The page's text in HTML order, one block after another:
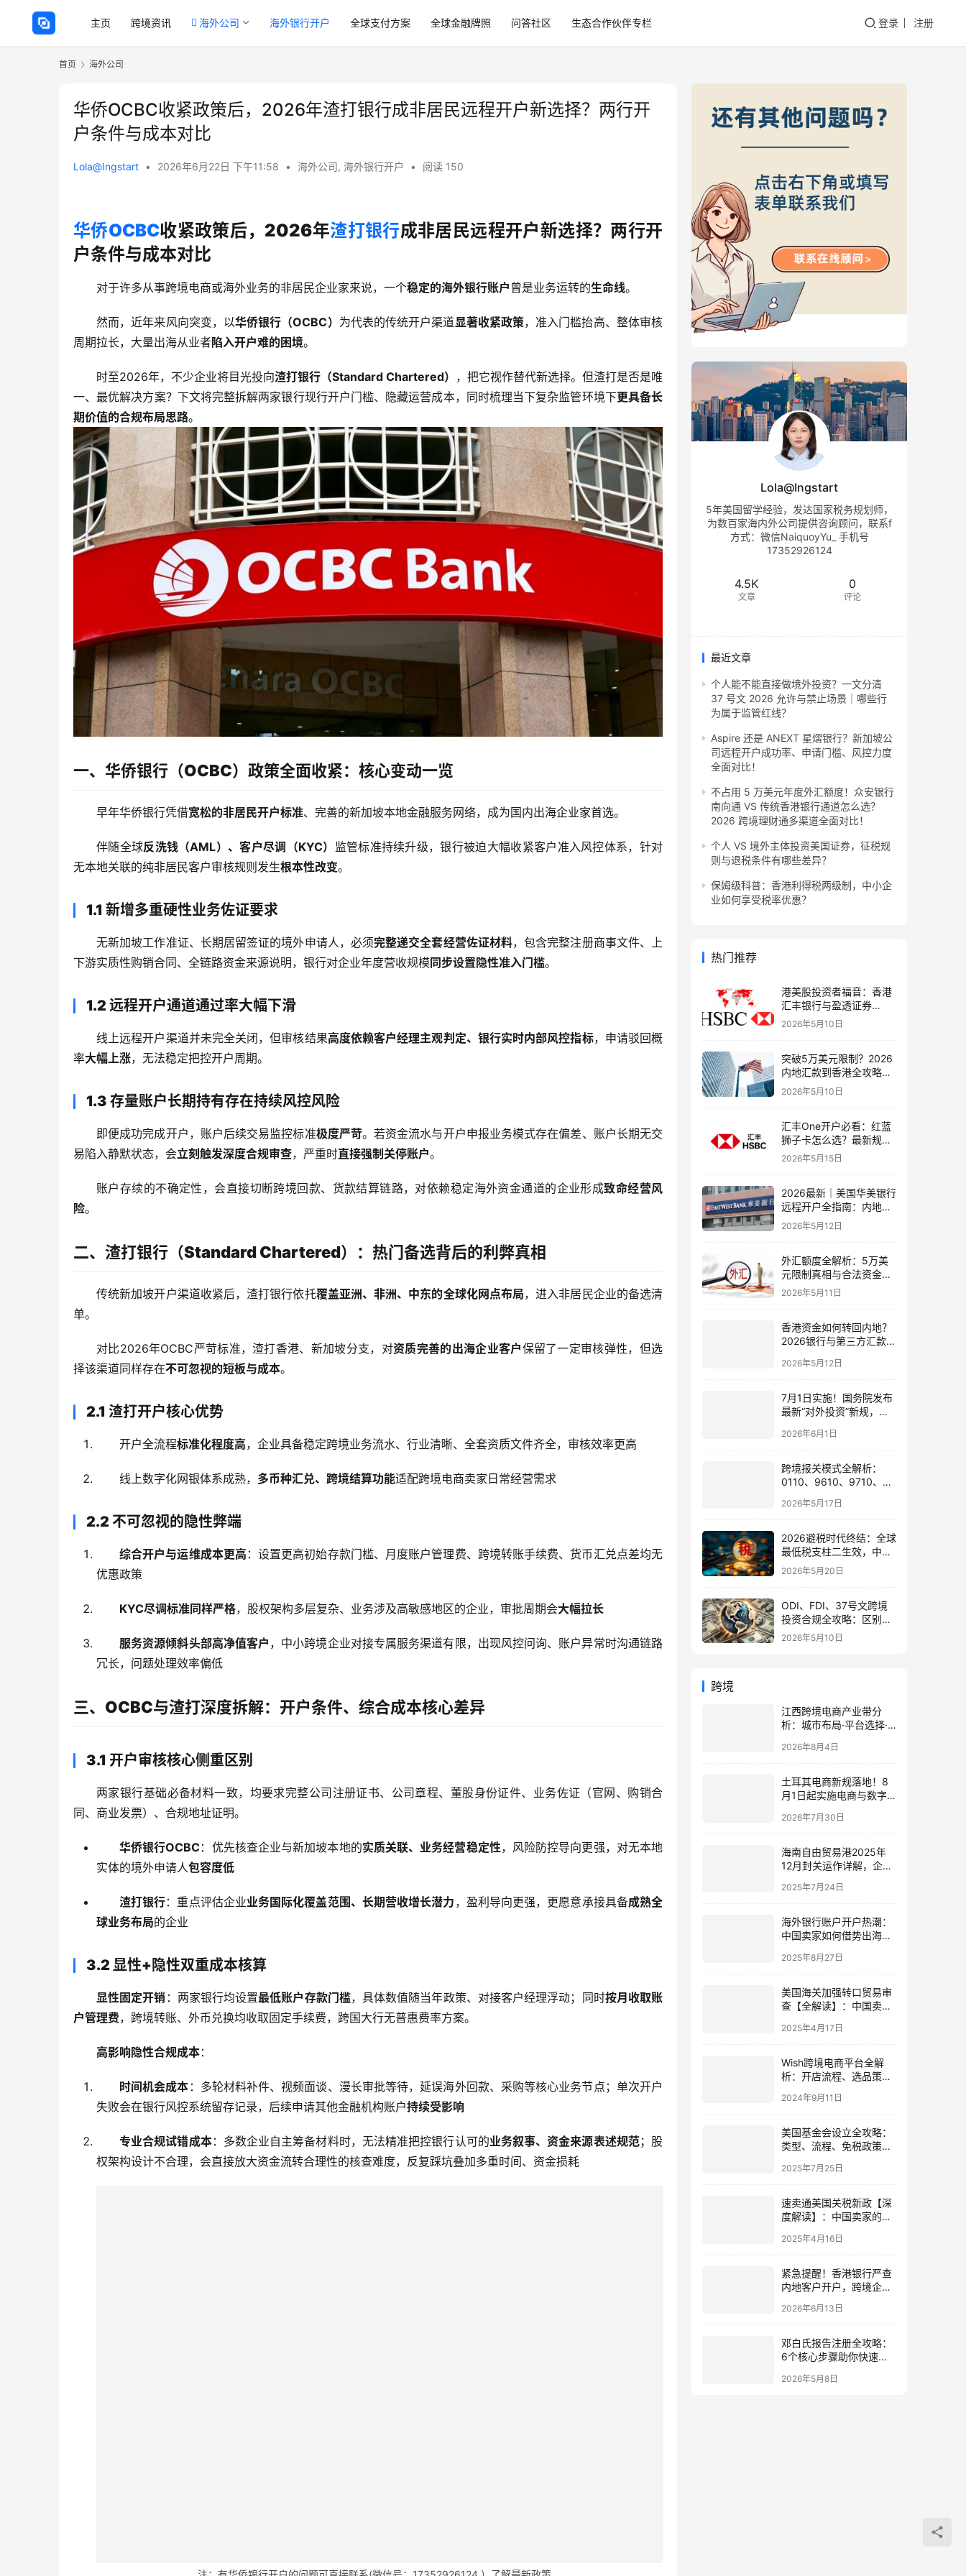
主页 跨境资讯 海外公司 海外银行开户 全球支付方案 全球金融牌照 问答社区 生态合作伙伴专栏 登录 注册
首页 海外公司
华侨OCBC收紧政策后，2026年渣打银行成非居民远程开户新选择？两行开
户条件与成本对比
Lola@Ingstart • 2026年6月22日 下午11:58 • 海外公司, 海外银行开户 • 阅读 150
华侨OCBC收紧政策后，2026年渣打银行成非居民远程开户新选择？两行开
户条件与成本对比
对于许多从事跨境电商或海外业务的非居民企业家来说，一个稳定的海外银行账户 曾是业务运转的生命线。
然而，近年来风向突变，以华侨银行（OCBC） 为代表的传统开户渠道显著收紧政策，准入门槛抬高、整体审核
周期拉长，大量出海从业者陷入开户难的困境。
时至2026年，不少企业将目光投向渣打银行（Standard Chartered） ，把它视作替代新选择。但渣打是否是唯
一、最优解决方案？下文将完整拆解两家银行现行开户门槛、隐藏运营成本，同时梳理当下复杂监管环境下更具备长
期价值的合规布局思路。
一、华侨银行（OCBC）政策全面收紧：核心变动一览
早年华侨银行凭借宽松的非居民开户标准、完善的新加坡本地金融服务网络，成为国内出海企业家首选。
伴随全球反洗钱（AML）、客户尽调（KYC）
监管标准持续升级，银行被迫大幅收紧客户准入风控体系，针对
无本地关联的纯非居民客户审核规则发生根本性改变。
1.1 新增多重硬性业务佐证要求
无新加坡工作准证、长期居留签证的境外申请人，必须完整递交全套经营佐证材料，包含完整注册商事文件、上
下游实质性购销合同、全链路资金来源说明，银行对企业年度营收规模同步设置隐性准入门槛。
1.2 远程开户通道通过率大幅下滑
线上远程开户渠道并未完全关闭，但审核结果高度依赖客户经理主观判定、银行实时内部风控指标，申请驳回概
率大幅上涨，无法稳定把控开户周期。
1.3 存量账户长期持有存在持续风控风险
即便成功完成开户，账户后续交易监控标准极度严苛。若资金流水与开户申报业务模式存在偏差、账户长期无交
易陷入静默状态，会立刻触发深度合规审查，严重时直接强制关停账户。
账户存续的不确定性，会直接切断跨境回款、货款结算链路，对依赖稳定海外资金通道的企业形成致命经营风
险。
二、渣打银行（Standard Chartered）：热门备选背后的利弊真相
传统新加坡开户渠道收紧后，渣打银行依托覆盖亚洲、非洲、中东的全球化网点布局，进入非居民企业的备选清
单。
对比2026年OCBC严苛标准，渣打香港、新加坡分支，对资质完善的出海企业客户保留了一定审核弹性，但选
择该渠道同样存在不可忽视的短板与成本。
2.1 渣打开户核心优势
开户全流程标准化程度高，企业具备稳定跨境业务流水、行业清晰、全套资质文件齐全，审核效率更高
线上数字化网银体系成熟， 多币种汇兑、跨境结算功能适配跨境电商卖家日常经营需求
2.2 不可忽视的隐性弊端
综合开户与运维成本更高 ：设置更高初始存款门槛、月度账户管理费、跨境转账手续费、货币汇兑点差均无
优惠政策
KYC尽调标准同样严格，股权架构多层复杂、业务涉及高敏感地区的企业，审批周期会大幅拉长
服务资源倾斜头部高净值客户 ，中小跨境企业对接专属服务渠道有限，出现风控问询、账户异常时沟通链路
冗长，问题处理效率偏低
三、OCBC与渣打深度拆解：开户条件、综合成本核心差异
3.1 开户审核核心侧重区别
两家银行基础必备材料一致，均要求完整公司注册证书、公司章程、董股身份证件、业务佐证（官网、购销合
同、商业发票）、合规地址证明。
华侨银行OCBC：优先核查企业与新加坡本地的实质关联、业务经营稳定性，风险防控导向更强，对无本地
实体的境外申请人包容度低
渣打银行：重点评估企业业务国际化覆盖范围、长期营收增长潜力 ，盈利导向更强，更愿意承接具备成熟全
球业务布局的企业
3.2 显性+隐性双重成本核算
显性固定开销 ：两家银行均设置最低账户存款门槛，具体数值随当年政策、对接客户经理浮动；同时按月收取账
户管理费，跨境转账、外币兑换均收取固定手续费，跨国大行无普惠费率方案。
高影响隐性合规成本：
时间机会成本 ：多轮材料补件、视频面谈、漫长审批等待，延误海外回款、采购等核心业务节点；单次开户
失败会在银行风控系统留存记录，后续申请其他金融机构账户持续受影响
专业合规试错成本：多数企业自主筹备材料时，无法精准把控银行认可的业务叙事、资金来源表述规范；股
权架构设计不合理，会直接放大资金流转合理性的核查难度，反复踩坑叠加多重时间、资金损耗
Lola@Ingstart
5年美国留学经验，发达国家税务规划师，
为数百家海内外公司提供咨询顾问，联系f
方式：微信NaiquoyYu_ 手机号
17352926124
4.5K
文章
0
评论
最近文章
个人能不能直接做境外投资？一文分清
37 号文 2026 允许与禁止场景｜哪些行
为属于监管红线？
Aspire 还是 ANEXT 星熠银行？新加坡公
司远程开户成功率、申请门槛、风控力度
全面对比！
不占用 5 万美元年度外汇额度！众安银行
南向通 VS 传统香港银行通道怎么选？
2026 跨境理财通多渠道全面对比！
个人 VS 境外主体投资美国证券，征税规
则与退税条件有哪些差异？
保姆级科普：香港利得税两级制，中小企
业如何享受税率优惠？
热门推荐
港美股投资者福音：香港
汇丰银行与盈透证券
（IBKR）绑定入金全流
2026年5月10日
突破5万美元限制？2026
内地汇款到香港全攻略：
4种合法路径、手续费对
比与避坑指南
2026年5月10日
汇丰One开户必看：红蓝
狮子卡怎么选？最新规则
+补办攻略+5个避坑指南
2026年5月15日
2026最新｜美国华美银行
远程开户全指南：内地居
民足不出户办理美股与跨
境账户实操解析
2026年5月12日
外汇额度全解析：5万美
元限制真相与合法资金出
境通道
2026年5月11日
香港资金如何转回内地？
2026银行与第三方汇款全
2026年5月12日
7月1日实施！国务院发布
最新“对外投资”新规，炒
会有何影响
2026年6月1日
跨境报关模式全解析：
0110、9610、9710、
别与最佳应用场景
2026年5月17日
2026避税时代终结：全球
最低税支柱二生效，中国
企业家海外公司合规3大
2026年5月20日
ODI、FDI、37号文跨境
投资合规全攻略：区别、
备案流程与政策详解（附
2026年5月10日
跨境
江西跨境电商产业带分
析：城市布局·平台选择·
2026年8月4日
土耳其电商新规落地！8
月1日起实施电商与数字
如何应对
2026年7月30日
海南自由贸易港2025年
12月封关运作详解，企业
2025年7月24日
海外银行账户开户热潮：
中国卖家如何借势出海，
2025年8月27日
美国海关加强转口贸易审
查【全解读】：中国卖家
2025年4月17日
Wish跨境电商平台全解
析：开店流程、选品策略
2024年9月11日
美国基金会设立全攻略：
类型、流程、免税政策与
版）
2025年7月25日
速卖通美国关税新政【深
度解读】：中国卖家的市
略
2025年4月16日
紧急提醒！香港银行严查
内地客户开户，跨境企业
2026年6月13日
邓白氏报告注册全攻略：
6个核心步骤助你快速获
2026年5月8日